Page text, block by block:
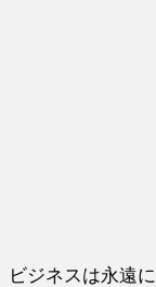
ビジネスは永遠